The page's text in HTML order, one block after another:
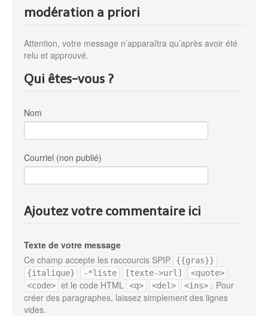
modération a priori
Attention, votre message n’apparaîtra qu’après avoir été
relu et approuvé.
Qui êtes-vous ?
Nom
Courriel (non publié)
Ajoutez votre commentaire ici
Texte de votre message
Ce champ accepte les raccourcis SPIP
{{gras}}
{italique}
-*liste [texte->url]
<quote>
<code> et le code HTML <q> <del> <ins> . Pour
créer des paragraphes, laissez simplement des lignes
vides.